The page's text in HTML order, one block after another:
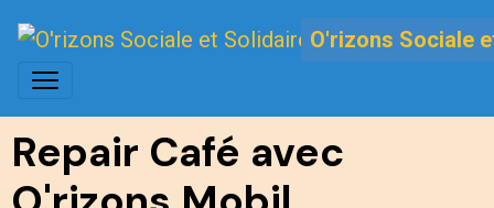
O'rizons Sociale
Repair Café avec